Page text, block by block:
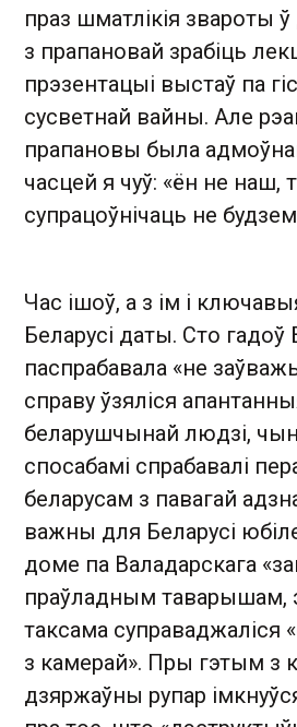
праз шматлікія звароты
з прапановай зрабіць
прэзентацыі выстаў па
сусветнай вайны. Але
прапановы была
часцей я чуў: «ён не наш,
супрацоўнічаць не
Час ішоў, а з ім і
Беларусі даты. Сто
паспрабавала «не
справу ўзяліся
беларушчынай людзі,
спосабамі спрабавалі
беларусам з павагай
важны для Беларусі
доме па Валадарскага
праўладным таварышам,
таксама суправаджаліся
з камерай». Пры гэтым з
дзяржаўны рупар